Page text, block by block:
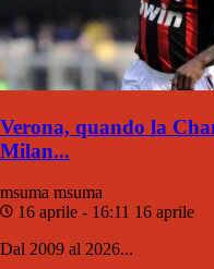
Verona, quando la
Milan...
msuma msuma
16 aprile - 16:11 16 aprile
Dal 2009 al 2026...